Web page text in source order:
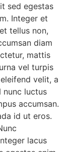
sed egestas
Integer et
tellus non,
diam
mattis
vel turpis
velit, a
nunc luctus
accumsan.
id ut eros.
lacus